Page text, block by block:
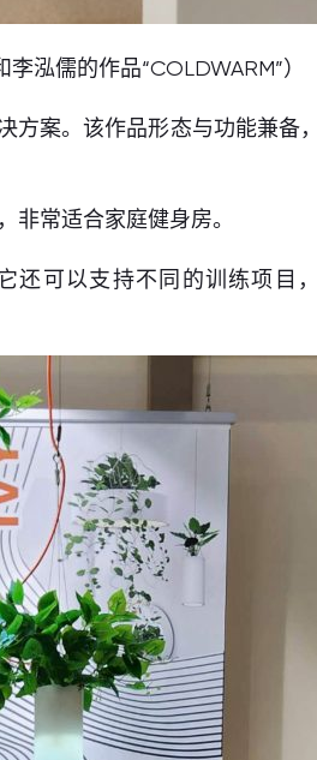
李泓儒的作品“COLDWARM”）
方案。该作品形态与功能兼
非常适合家庭健身房。
还可以支持不同的训练项目